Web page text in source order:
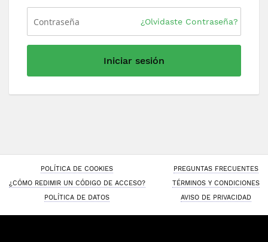
¿Olvidaste Contraseña?
Iniciar sesión
POLÍTICA DE COOKIES
PREGUNTAS FRECUENTES
¿CÓMO REDIMIR UN CÓDIGO DE ACCESO?
TÉRMINOS Y CONDICIONES
POLÍTICA DE DATOS
AVISO DE PRIVACIDAD